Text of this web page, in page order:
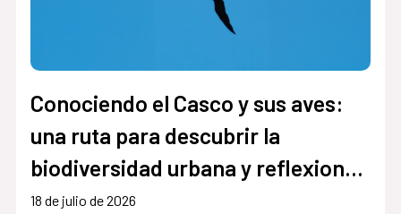
Conociendo el Casco y sus aves:
una ruta para descubrir la
biodiversidad urbana y reflexionar
sobre el clima
18 de julio de 2026